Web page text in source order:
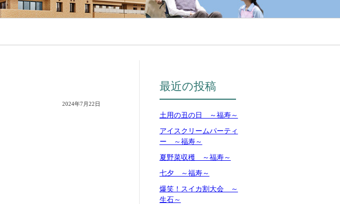
2024年7月22日
最近の投稿
土用の丑の日 ～福寿～
アイスクリームパーティ
ー ～福寿～
夏野菜収穫 ～福寿～
七夕 ～福寿～
爆笑！スイカ割大会 ～
生石～